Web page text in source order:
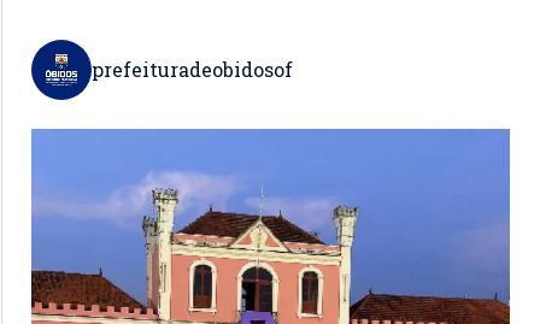
prefeituradeobidosof